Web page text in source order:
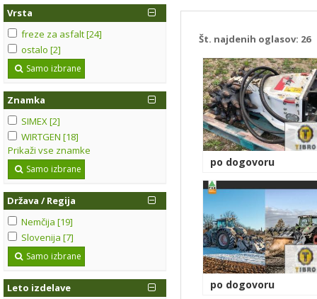
Vrsta
freze za asfalt [24]
ostalo [2]
Samo izbrane
Znamka
SIMEX [2]
WIRTGEN [18]
Prikaži vse znamke
Samo izbrane
Država / Regija
Nemčija [19]
Slovenija [7]
Samo izbrane
Leto izdelave
Št. najdenih oglasov: 26
po dogovoru
po dogovoru